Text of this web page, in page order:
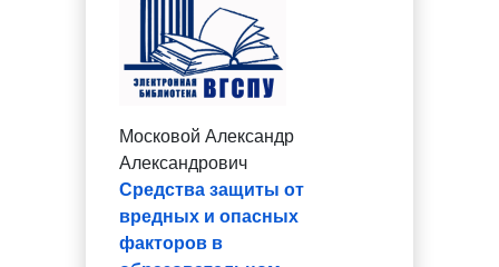
Московой Александр
Александрович
Средства защиты от
вредных и опасных
факторов в